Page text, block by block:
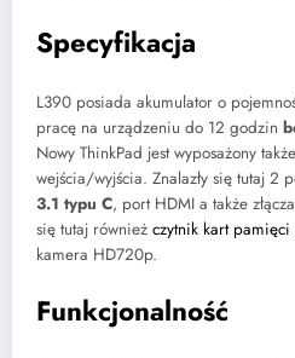
Specyfikacja
L390 posiada akumulator o
pracę na urządzeniu do 12 godzin
Nowy ThinkPad jest wyposażony
wejścia/wyjścia. Znalazły się tutaj 2
3.1 typu C, port HDMI a także
się tutaj również czytnik kart pamięci
kamera HD720p.
Funkcjonalność